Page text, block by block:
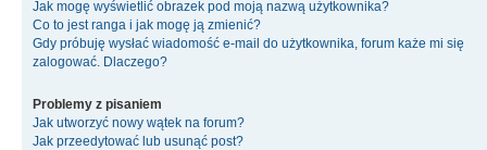
Jak mogę wyświetlić obrazek pod moją nazwą użytkownika?
Co to jest ranga i jak mogę ją zmienić?
Gdy próbuję wysłać wiadomość e-mail do użytkownika, forum każe mi się
zalogować. Dlaczego?
Problemy z pisaniem
Jak utworzyć nowy wątek na forum?
Jak przeedytować lub usunąć post?